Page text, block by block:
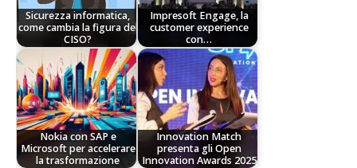
Sicurezza informatica,
come cambia la figura del
CISO?
Impresoft Engage, la
customer experience
con…
Nokia con SAP e
Microsoft per accelerare
la trasformazione
Innovation Match
presenta gli Open
Innovation Awards 2025